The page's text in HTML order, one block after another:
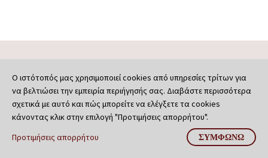
Ο ιστότοπός μας χρησιμοποιεί cookies από υπηρεσίες τρίτων για
να βελτιώσει την εμπειρία περιήγησής σας. Διαβάστε περισσότερα
σχετικά με αυτό και πώς μπορείτε να ελέγξετε τα cookies
κάνοντας κλικ στην επιλογή "Προτιμήσεις απορρήτου".
Προτιμήσεις απορρήτου
ΣΥΜΦΩΝΏ